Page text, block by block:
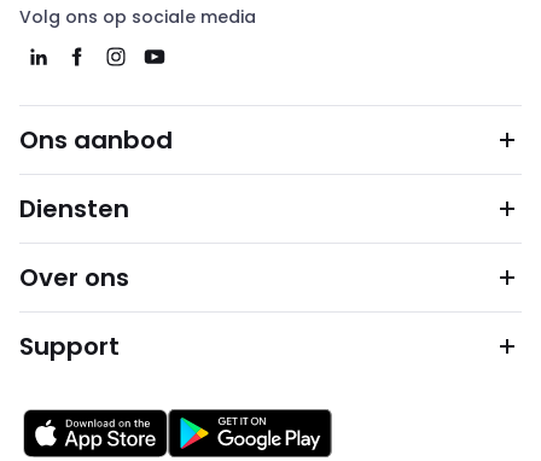
Volg ons op sociale media
Ons aanbod
Diensten
Over ons
Support